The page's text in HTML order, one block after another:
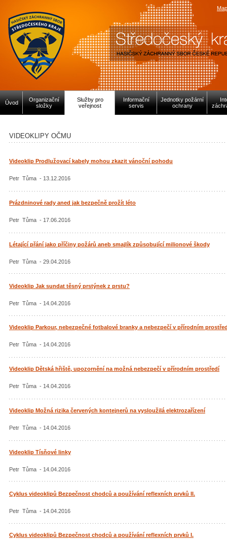
Úvod
Organizační
složky
Služby pro
veřejnost
Informační
servis
Jednotky požární
ochrany
VIDEOKLIPY OČMU
Videoklip Prodlužovací kabely mohou zkazit vánoční pohodu
Petr Tůma - 13.12.2016
Prázdninové rady aned jak bezpečně prožít léto
Petr Tůma - 17.06.2016
Létající přání jako příčiny požárů aneb smajlík způsobující milionové škody
Petr Tůma - 29.04.2016
Videoklip Jak sundat těsný prstýnek z prstu?
Petr Tůma - 14.04.2016
Videoklip Parkour, nebezpečné fotbalové branky a nebezpečí v přírodním
Petr Tůma - 14.04.2016
Videoklip Dětská hřiště, upozornění na možná nebezpečí v přírodním prostředí
Petr Tůma - 14.04.2016
Videoklip Možná rizika červených kontejnerů na vysloužilá elektrozařízení
Petr Tůma - 14.04.2016
Videoklip Tísňové linky
Petr Tůma - 14.04.2016
Cyklus videoklipů Bezpečnost chodců a používání reflexních prvků II.
Petr Tůma - 14.04.2016
Cyklus videoklipů Bezpečnost chodců a používání reflexních prvků I.